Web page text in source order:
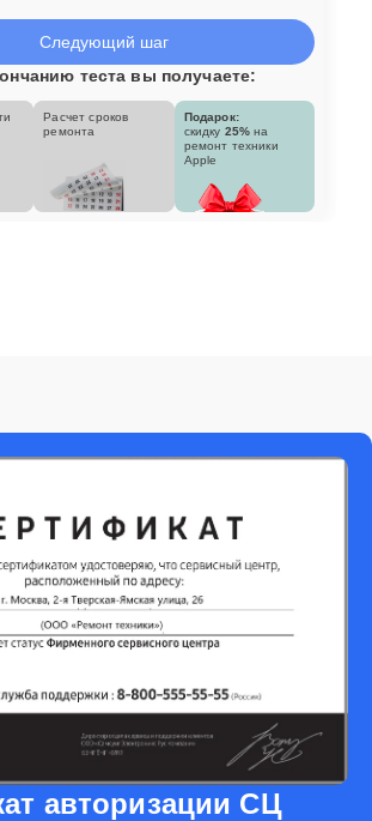
Следующий шаг
теста вы получаете:
Расчет сроков
ремонта
Подарок:
скидку 25% на
ремонт техники
Apple
авторизации СЦ